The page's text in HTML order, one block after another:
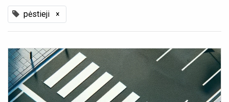
pėstieji ×